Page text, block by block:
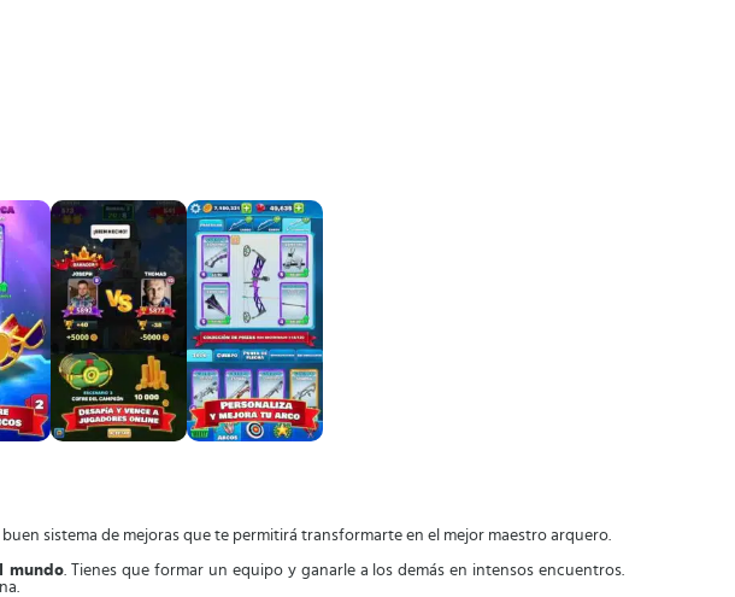
sistema de mejoras que te permitirá transformarte en el mejor maestro arquero.
mundo. Tienes que formar un equipo y ganarle a los demás en intensos encuentros.